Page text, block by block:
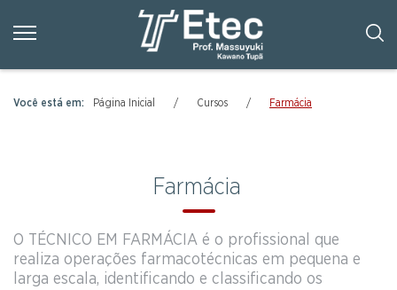
Página Inicial Cursos Farmácia
Farmácia
O TÉCNICO EM FARMÁCIA é o profissional que
realiza operações farmacotécnicas em pequena e
larga escala, identificando e classificando os